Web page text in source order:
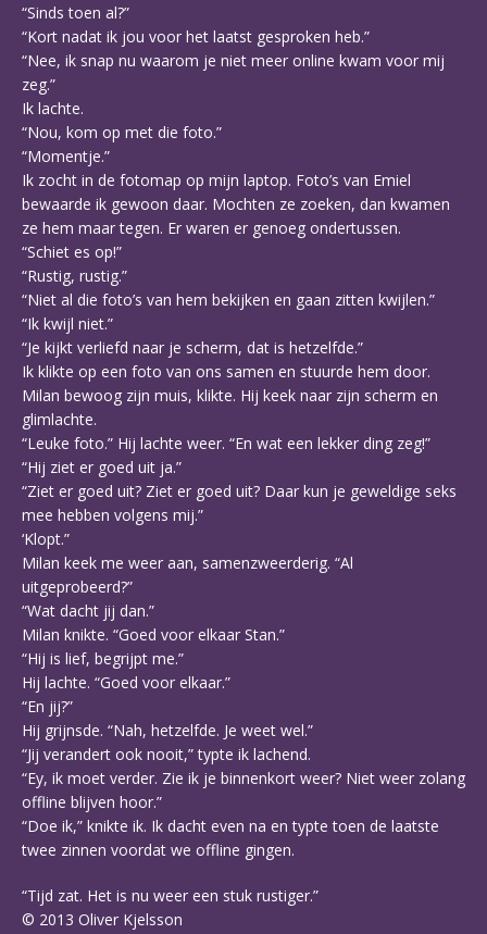
“Sinds toen al?”
“Kort nadat ik jou voor het laatst gesproken heb.”
“Nee, ik snap nu waarom je niet meer online kwam voor mij
zeg.”
Ik lachte.
“Nou, kom op met die foto.”
“Momentje.”
Ik zocht in de fotomap op mijn laptop. Foto’s van Emiel
bewaarde ik gewoon daar. Mochten ze zoeken, dan kwamen
ze hem maar tegen. Er waren er genoeg ondertussen.
“Schiet es op!”
“Rustig, rustig.”
“Niet al die foto’s van hem bekijken en gaan zitten kwijlen.”
“Ik kwijl niet.”
“Je kijkt verliefd naar je scherm, dat is hetzelfde.”
Ik klikte op een foto van ons samen en stuurde hem door.
Milan bewoog zijn muis, klikte. Hij keek naar zijn scherm en
glimlachte.
“Leuke foto.” Hij lachte weer. “En wat een lekker ding zeg!”
“Hij ziet er goed uit ja.”
“Ziet er goed uit? Ziet er goed uit? Daar kun je geweldige seks
mee hebben volgens mij.”
‘Klopt.”
Milan keek me weer aan, samenzweerderig. “Al
uitgeprobeerd?”
“Wat dacht jij dan.”
Milan knikte. “Goed voor elkaar Stan.”
“Hij is lief, begrijpt me.”
Hij lachte. “Goed voor elkaar.”
“En jij?”
Hij grijnsde. “Nah, hetzelfde. Je weet wel.”
“Jij verandert ook nooit,” typte ik lachend.
“Ey, ik moet verder. Zie ik je binnenkort weer? Niet weer zolang
offline blijven hoor.”
“Doe ik,” knikte ik. Ik dacht even na en typte toen de laatste
twee zinnen voordat we offline gingen.
“Tijd zat. Het is nu weer een stuk rustiger.”
© 2013 Oliver Kjelsson